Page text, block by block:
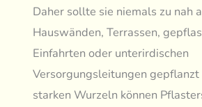
Daher sollte sie niemals zu nah
Hauswänden, Terrassen,
Einfahrten oder unterirdischen
Versorgungsleitungen
starken Wurzeln können